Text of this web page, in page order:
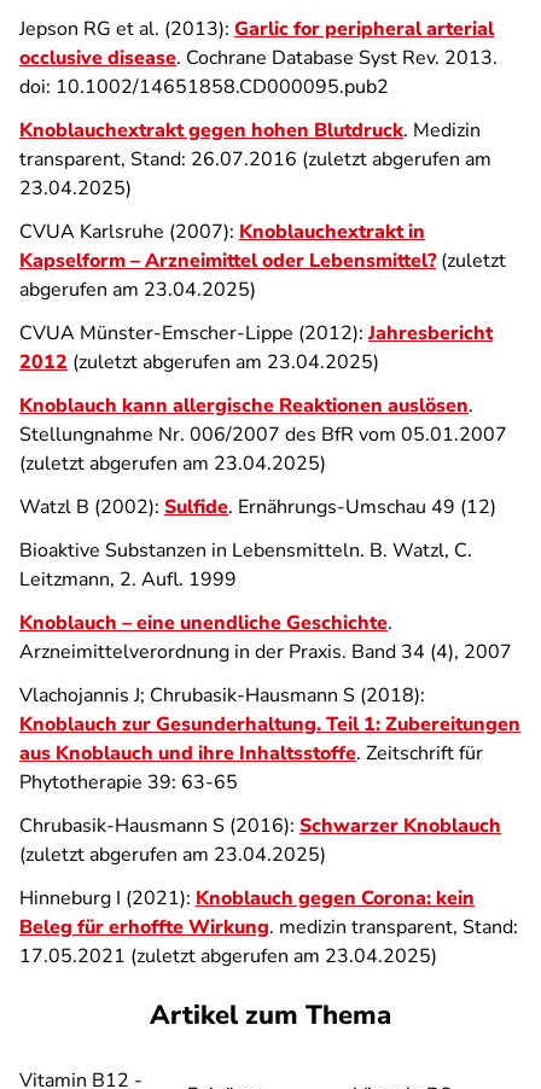
Jepson RG et al. (2013): Garlic for peripheral arterial
occlusive disease. Cochrane Database Syst Rev. 2013.
doi: 10.1002/14651858.CD000095.pub2
Knoblauchextrakt gegen hohen Blutdruck. Medizin
transparent, Stand: 26.07.2016 (zuletzt abgerufen am
23.04.2025)
CVUA Karlsruhe (2007): Knoblauchextrakt in
Kapselform – Arzneimittel oder Lebensmittel?(zuletzt
abgerufen am 23.04.2025)
CVUA Münster-Emscher-Lippe (2012):Jahresbericht
2012 (zuletzt abgerufen am 23.04.2025)
Knoblauch kann allergische Reaktionen auslösen.
Stellungnahme Nr. 006/2007 des BfR vom 05.01.2007
(zuletzt abgerufen am 23.04.2025)
Watzl B (2002): Sulfide. Ernährungs-Umschau 49 (12)
Bioaktive Substanzen in Lebensmitteln. B. Watzl, C.
Leitzmann, 2. Aufl. 1999
Knoblauch – eine unendliche Geschichte.
Arzneimittelverordnung in der Praxis. Band 34 (4), 2007
Vlachojannis J; Chrubasik-Hausmann S (2018):
Knoblauch zur Gesunderhaltung. Teil 1: Zubereitungen
aus Knoblauch und ihre Inhaltsstoffe. Zeitschrift für
Phytotherapie 39: 63-65
Chrubasik-Hausmann S (2016): Schwarzer Knoblauch
(zuletzt abgerufen am 23.04.2025)
Hinneburg I (2021): Knoblauch gegen Corona: kein
Beleg für erhoffte Wirkung. medizin transparent, Stand:
17.05.2021 (zuletzt abgerufen am 23.04.2025)
Artikel zum Thema
Vitamin B12 -